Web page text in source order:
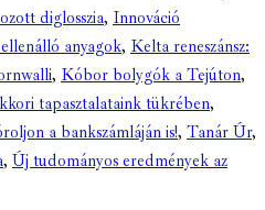
diglosszia, Innováció
anyagok, Kelta reneszánsz:
, Kóbor bolygók a Tejúton,
tapasztalataink tükrében,
a bankszámláján is!, Tanár Úr,
, Új tudományos eredmények az